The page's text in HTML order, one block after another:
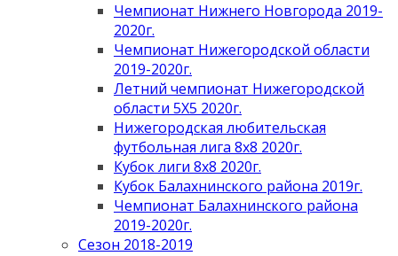
Чемпионат Нижнего Новгорода 2019-
2020г.
Чемпионат Нижегородской области
2019-2020г.
Летний чемпионат Нижегородской
области 5Х5 2020г.
Нижегородская любительская
футбольная лига 8х8 2020г.
Кубок лиги 8х8 2020г.
Кубок Балахнинского района 2019г.
Чемпионат Балахнинского района
2019-2020г.
Сезон 2018-2019